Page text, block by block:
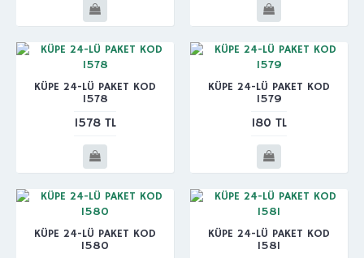
KÜPE 24-LÜ PAKET KOD
1578
1578 TL
KÜPE 24-LÜ PAKET KOD
1579
180 TL
KÜPE 24-LÜ PAKET KOD
1580
KÜPE 24-LÜ PAKET KOD
1581